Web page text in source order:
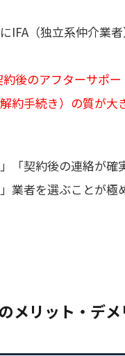
IFA（独立系仲介業
約後のアフターサポ
約手続き）の質が大
「契約後の連絡が確
業者を選ぶことが極
メリット・デメ